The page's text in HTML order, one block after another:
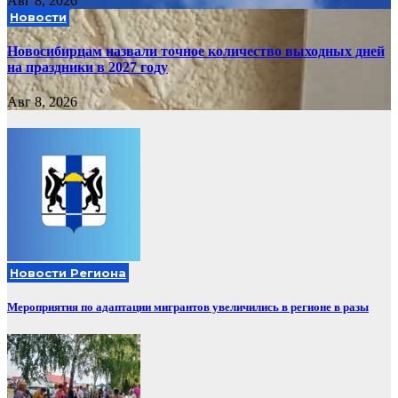
Новости
Новосибирцам назвали точное количество выходных дней
на праздники в 2027 году
Авг 8, 2026
Новости Региона
Мероприятия по адаптации мигрантов увеличились в регионе в разы